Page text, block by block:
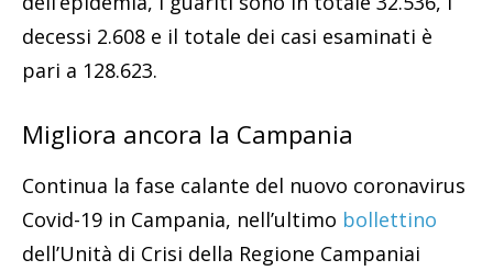
decessi 2.608 e il totale dei casi esaminati è
pari a 128.623.
Migliora ancora la Campania
Continua la fase calante del nuovo coronavirus
Covid-19 in Campania, nell’ultimo bollettino
dell’Unità di Crisi della Regione Campaniai